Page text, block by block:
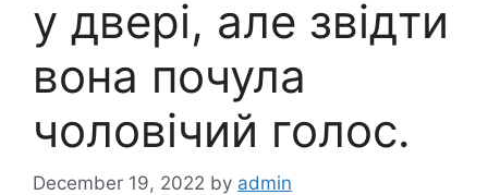
у двері, але звідти
вона почула
чоловічий голос.
December 19, 2022 by admin